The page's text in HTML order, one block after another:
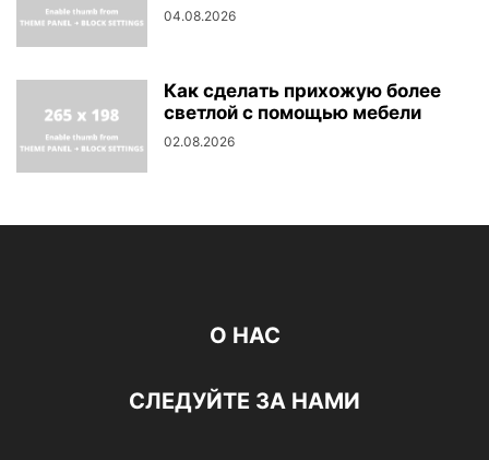
04.08.2026
Как сделать прихожую более
светлой с помощью мебели
02.08.2026
О НАС
СЛЕДУЙТЕ ЗА НАМИ